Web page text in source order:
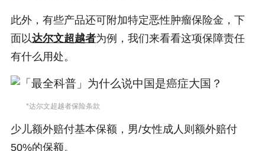
此外，有些产品还可附加特定恶性肿瘤保险金，下
面以达尔文超越者为例，我们来看看这项保障责任
有什么用处。
*达尔文超越者保险条款
少儿额外赔付基本保额，男/女性成人则额外赔付
50%的保额。